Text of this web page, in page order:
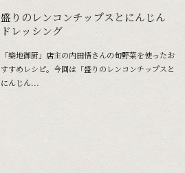
盛りのレンコンチップスとにんじん
ドレッシング
「築地御厨」店主の内田悟さんの旬野菜を使ったお
すすめレシピ。今回は「盛りのレンコンチップスと
にんじん...